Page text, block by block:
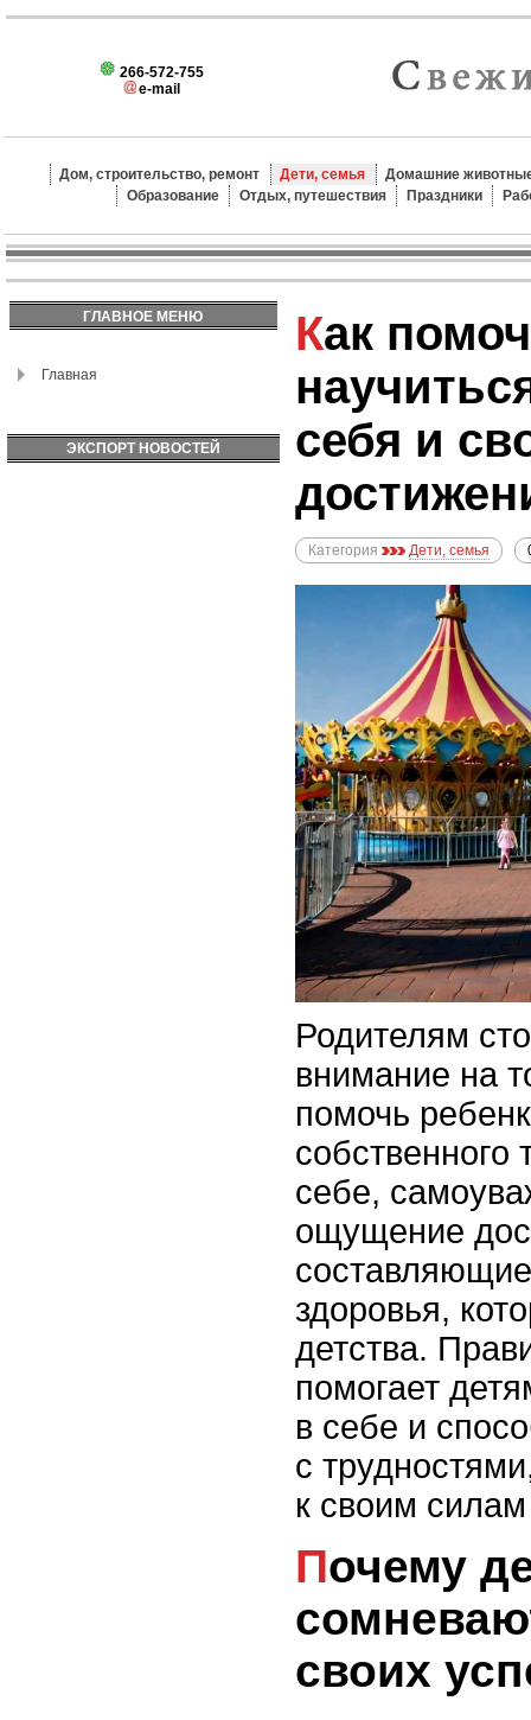
266-572-755
e-mail
Дом, строительство, ремонт Дети, семья
Домашние
Образование
Отдых, путешествия Праздники
ГЛАВНОЕ МЕНЮ
Главная
ЭКСПОРТ НОВОСТЕЙ
Как помочь ребенку
себя и
Категория Дети, семья
Родителям
внимание на
помочь
себе,
ощущение
составляющие
здоровья,
детства.
помогает
в себе и
с
к своим
Почему дети
своих